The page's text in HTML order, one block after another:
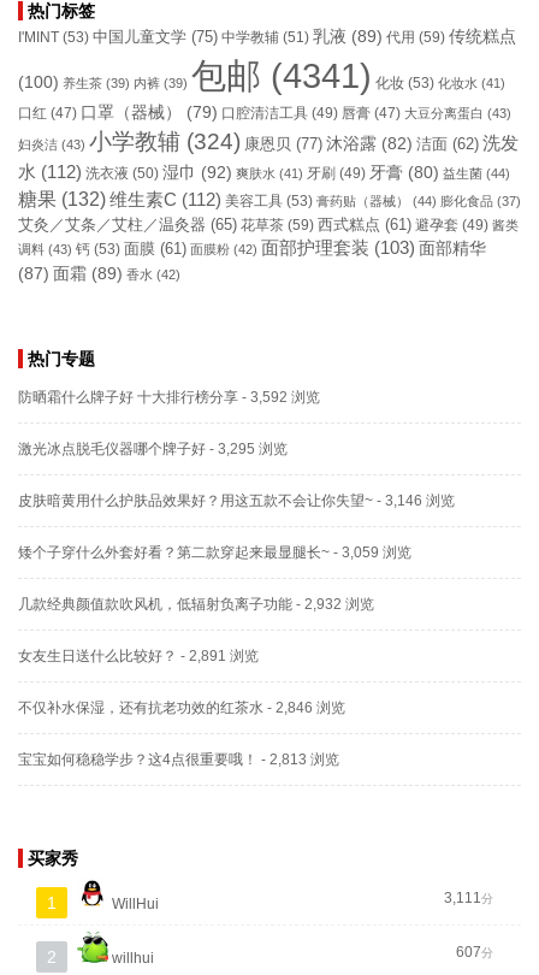
热门标签
I'MINT (53) 中国儿童文学 (75) 中学教辅 (51) 乳液 (89) 代用 (59) 传统糕点
(100) 养生茶 (39) 内裤 (39) 包邮 (4341) 化妆 (53) 化妆水 (41)
口红 (47) 口罩（器械） (79) 口腔清洁工具 (49) 唇膏 (47) 大豆分离蛋白 (43)
妇炎洁 (43) 小学教辅 (324) 康恩贝 (77) 沐浴露 (82) 洁面 (62) 洗发
水 (112) 洗衣液 (50) 湿巾 (92) 爽肤水 (41) 牙刷 (49) 牙膏 (80) 益生菌 (44)
糖果 (132)维生素C (112) 美容工具 (53) 膏药贴（器械） (44) 膨化食品 (37)
艾灸／艾条／艾柱／温灸器 (65) 花草茶 (59) 西式糕点 (61) 避孕套 (49) 酱类
调料 (43) 钙 (53) 面膜 (61) 面膜粉 (42) 面部护理套装 (103) 面部精华
(87) 面霜 (89) 香水 (42)
热门专题
防晒霜什么牌子好 十大排行榜分享 - 3,592 浏览
激光冰点脱毛仪器哪个牌子好 - 3,295 浏览
皮肤暗黄用什么护肤品效果好？用这五款不会让你失望~ - 3,146 浏览
矮个子穿什么外套好看？第二款穿起来最显腿长~ - 3,059 浏览
几款经典颜值款吹风机，低辐射负离子功能 - 2,932 浏览
女友生日送什么比较好？ - 2,891 浏览
不仅补水保湿，还有抗老功效的红茶水 - 2,846 浏览
宝宝如何稳稳学步？这4点很重要哦！ - 2,813 浏览
买家秀
1 WillHui 3,111分
2 willhui 607分